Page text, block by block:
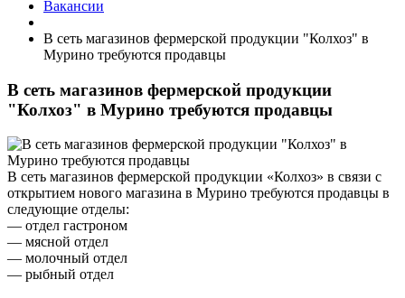
Вакансии
В сеть магазинов фермерской продукции "Колхоз" в
Мурино требуются продавцы
В сеть магазинов фермерской продукции
"Колхоз" в Мурино требуются продавцы
В сеть магазинов фермерской продукции «Колхоз» в связи с
открытием нового магазина в Мурино требуются продавцы в
следующие отделы:
— отдел гастроном
— мясной отдел
— молочный отдел
— рыбный отдел